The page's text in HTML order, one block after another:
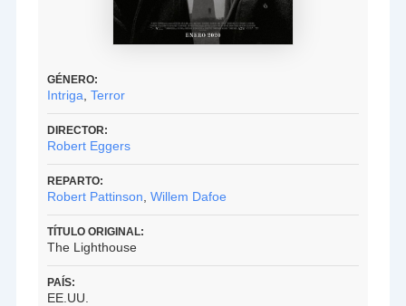
GÉNERO:
Intriga ,Terror
DIRECTOR:
Robert Eggers
REPARTO:
Robert Pattinson ,Willem Dafoe
TÍTULO ORIGINAL:
The Lighthouse
PAÍS:
EE.UU.